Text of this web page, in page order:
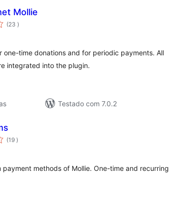
Mollie
(23 classificações
)
one-time donations and for periodic payments. All
integrated into the plugin.
Testado com 7.0.2
(19 classificações
)
methods of Mollie. One-time and recurring